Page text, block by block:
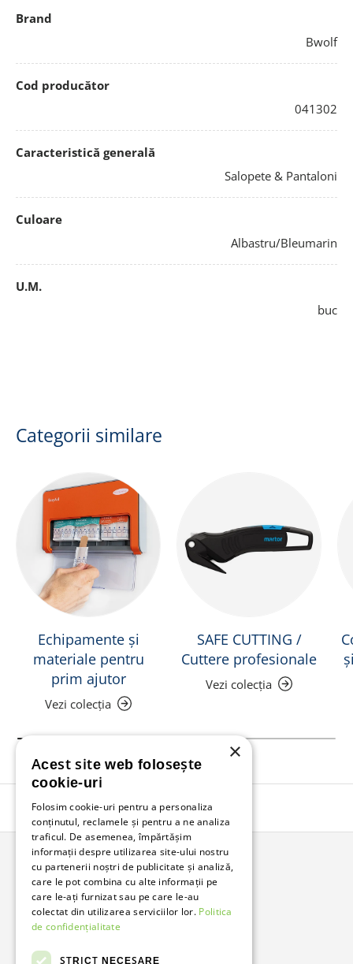
Brand
Bwolf
Cod producător
041302
Caracteristică generală
Salopete & Pantaloni
Culoare
Albastru/Bleumarin
U.M.
buc
Categorii similare
Echipamente și
materiale pentru
prim ajutor
Vezi colecția
SAFE CUTTING /
Cuttere profesionale
Vezi colecția
Înapoi în sus
Bunzl Romania
Soluții complete pentru afacerea ta.
FacebookLinkedIn
×
Acest site web folosește
cookie-uri
Folosim cookie-uri pentru a personaliza
conținutul, reclamele și pentru a ne analiza
traficul. De asemenea, împărtășim
informații despre utilizarea site-ului nostru
cu partenerii noștri de publicitate și analiză,
care le pot combina cu alte informații pe
care le-ați furnizat sau pe care le-au
colectat din utilizarea serviciilor lor. Politica
de confidențialitate
STRICT NECESARE